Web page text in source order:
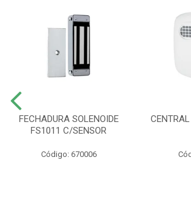
FECHADURA SOLENOIDE
FS1011 C/SENSOR
Código: 670006